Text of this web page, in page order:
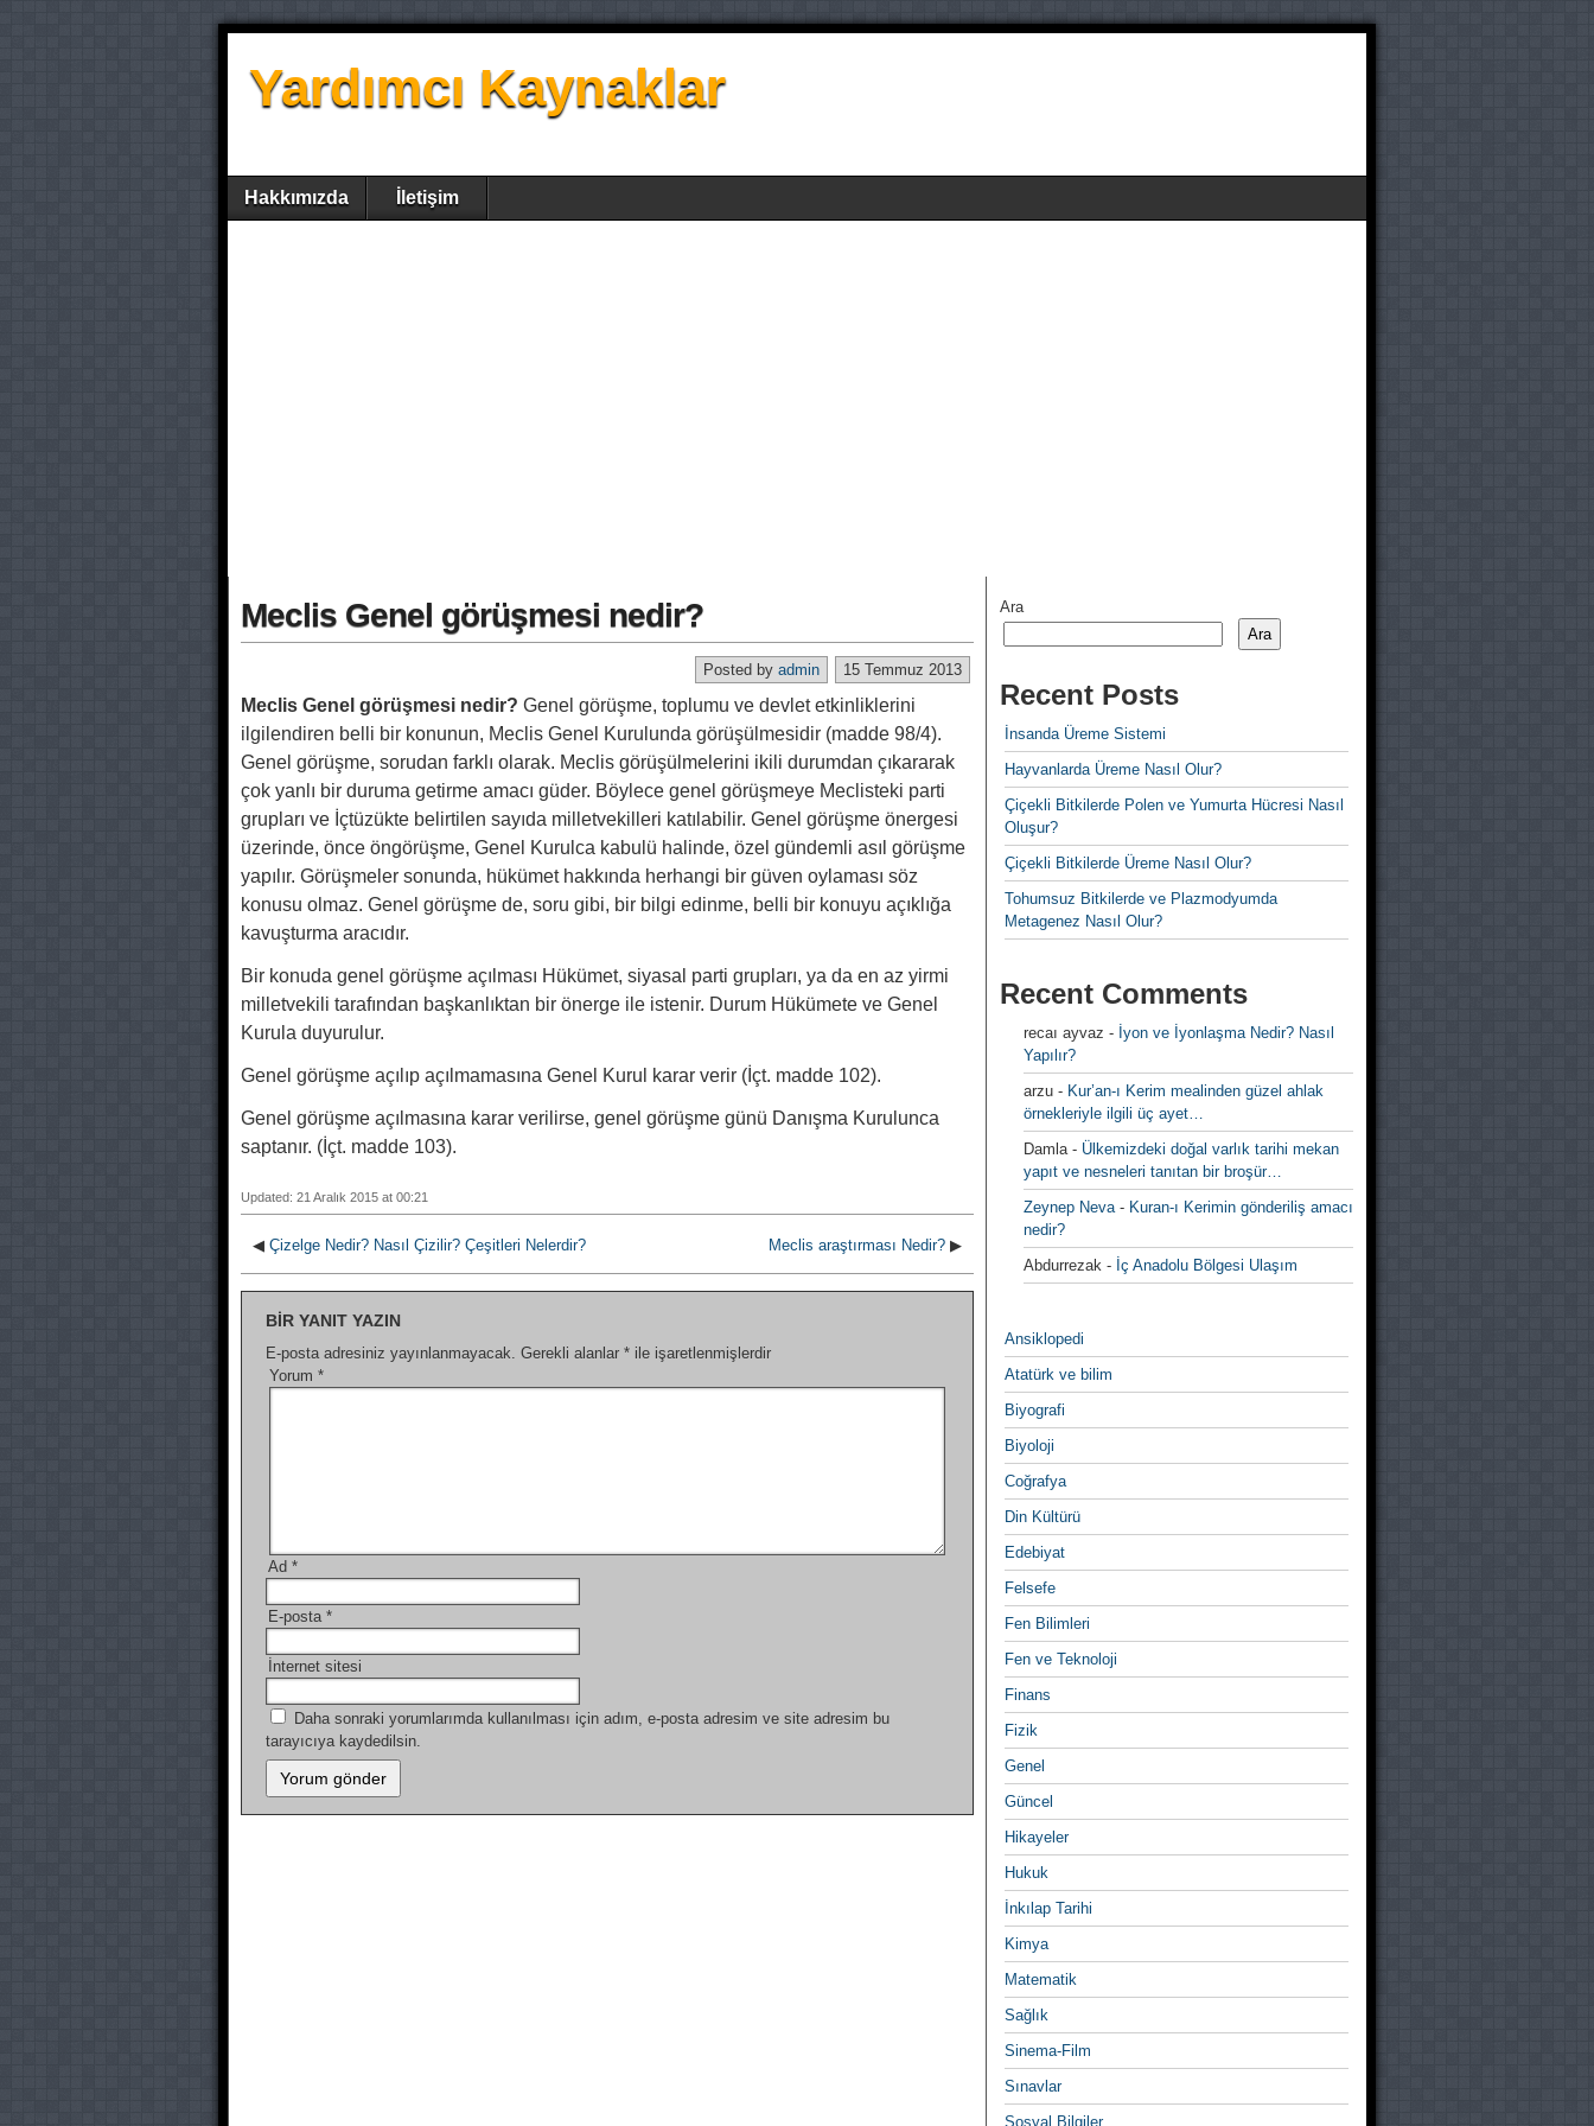
Yardımcı Kaynaklar
Hakkımızda İletişim
Meclis Genel görüşmesi nedir?
15 Temmuz 2013
Posted by admin
Meclis Genel görüşmesi nedir? Genel görüşme, toplumu ve devlet etkinliklerini
ilgilendiren belli bir konunun, Meclis Genel Kurulunda görüşülmesidir (madde 98/4).
Genel görüşme, sorudan farklı olarak. Meclis görüşülmelerini ikili durumdan çıkararak
çok yanlı bir duruma getirme amacı güder. Böylece genel görüşmeye Meclisteki parti
grupları ve İçtüzükte belirtilen sayıda milletvekilleri katılabilir. Genel görüşme önergesi
üzerinde, önce öngörüşme, Genel Kurulca kabulü halinde, özel gündemli asıl görüşme
yapılır. Görüşmeler sonunda, hükümet hakkında herhangi bir güven oylaması söz
konusu olmaz. Genel görüşme de, soru gibi, bir bilgi edinme, belli bir konuyu açıklığa
kavuşturma aracıdır.
Bir konuda genel görüşme açılması Hükümet, siyasal parti grupları, ya da en az yirmi
milletvekili tarafından başkanlıktan bir önerge ile istenir. Durum Hükümete ve Genel
Kurula duyurulur.
Genel görüşme açılıp açılmamasına Genel Kurul karar verir (İçt. madde 102).
Genel görüşme açılmasına karar verilirse, genel görüşme günü Danışma Kurulunca
saptanır. (İçt. madde 103).
Updated: 21 Aralık 2015 at 00:21
◀ Çizelge Nedir? Nasıl Çizilir? Çeşitleri Nelerdir? Meclis araştırması Nedir? ▶
BIR YANIT YAZIN
E-posta adresiniz yayınlanmayacak. Gerekli alanlar * ile işaretlenmişlerdir
Yorum *
Ad *
E-posta *
İnternet sitesi
Daha sonraki yorumlarımda kullanılması için adım, e-posta adresim ve site adresim bu
tarayıcıya kaydedilsin.
Ara
Ara
Recent Posts
İnsanda Üreme Sistemi
Hayvanlarda Üreme Nasıl Olur?
Çiçekli Bitkilerde Polen ve Yumurta Hücresi Nasıl
Oluşur?
Çiçekli Bitkilerde Üreme Nasıl Olur?
Tohumsuz Bitkilerde ve Plazmodyumda
Metagenez Nasıl Olur?
Recent Comments
recaı ayvaz - İyon ve İyonlaşma Nedir? Nasıl
Yapılır?
arzu - Kur’an-ı Kerim mealinden güzel ahlak
örnekleriyle ilgili üç ayet…
Damla- Ülkemizdeki doğal varlık tarihi mekan
yapıt ve nesneleri tanıtan bir broşür…
Zeynep Neva- Kuran-ı Kerimin gönderiliş amacı
nedir?
Abdurrezak - İç Anadolu Bölgesi Ulaşım
Ansiklopedi
Atatürk ve bilim
Biyografi
Biyoloji
Coğrafya
Din Kültürü
Edebiyat
Felsefe
Fen Bilimleri
Fen ve Teknoloji
Finans
Fizik
Genel
Güncel
Hikayeler
Hukuk
İnkılap Tarihi
Kimya
Matematik
Sağlık
Sinema-Film
Sınavlar
Sosyal Bilgiler